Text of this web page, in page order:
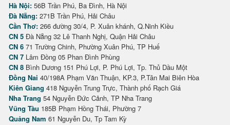
Hà Nội: 56B Trần Phú, Ba Đình, Hà Nội
Đà Nẵng: 271B Trần Phú, Hải Châu
Cần Thơ: 266 đường 30/4, P. Xuân khánh, Q.Ninh Kiều
CN 5 Đà Nẵng 32 Lê Thanh Nghị, Quận Hải Châu
CN 6 71 Trường Chinh, Phường Xuân Phú, TP Huế
CN 7 Lâm Đồng 05 Phan Đình Phùng
CN 8 Bình Dương 151 Phú Lợi, P. Phú Lợi, Tp. Thủ Dầu Một
Đồng Nai 40/198A Phạm Văn Thuận, KP.3, P.Tân Mai Biên Hòa
Kiên Giang 418 Nguyễn Trung Trực, Thành phố Rạch Giá
Nha Trang 54 Nguyễn Đức Cảnh, TP Nha Trang
Vũng Tàu 185B Phạm Hồng Thái, Phường 7
Quảng Nam 61 Nguyễn Du, Tp Tam Kỳ